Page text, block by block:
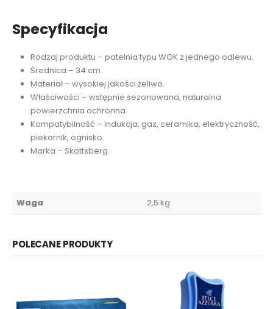
Specyfikacja
Rodzaj produktu – patelnia typu WOK z jednego odlewu.
Średnica – 34 cm.
Materiał – wysokiej jakości żeliwo.
Właściwości – wstępnie sezonowana, naturalna
powierzchnia ochronna.
Kompatybilność – indukcja, gaz, ceramika, elektryczność,
piekarnik, ognisko.
Marka – Skottsberg.
Waga 2,5 kg
POLECANE PRODUKTY